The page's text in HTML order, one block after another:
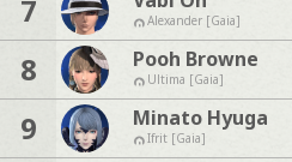
7 Alexander [Gaia]
8 Pooh Browne
Ultima [Gaia]
9 Minato Hyuga
Ifrit [Gaia]